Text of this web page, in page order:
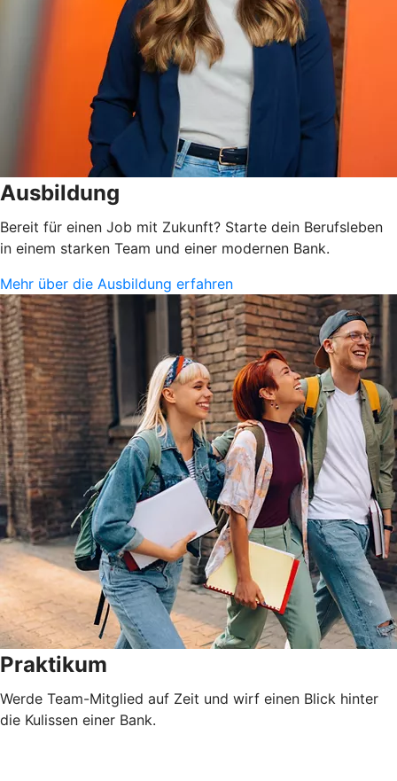
Ausbildung
Bereit für einen Job mit Zukunft? Starte dein Berufsleben
in einem starken Team und einer modernen Bank.
Mehr über die Ausbildung erfahren
Praktikum
Werde Team-Mitglied auf Zeit und wirf einen Blick hinter
die Kulissen einer Bank.